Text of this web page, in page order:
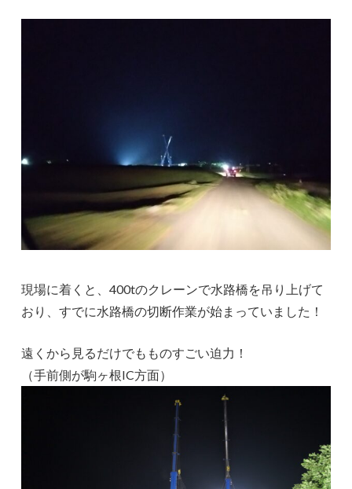
現場に着くと、400tのクレーンで水路橋を吊り上げて
おり、すでに水路橋の切断作業が始まっていました！
遠くから見るだけでもものすごい迫力！
（手前側が駒ヶ根IC方面）